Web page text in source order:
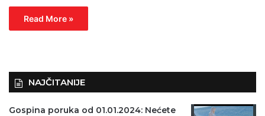
Read More »
NAJČITANIJE
Gospina poruka od 01.01.2024: Nećete